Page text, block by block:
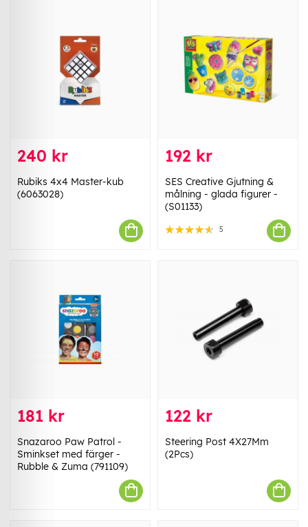
240 kr
Rubiks 4x4 Master-kub
(6063028)
192 kr
SES Creative Gjutning &
målning - glada figurer -
(S01133)
5
181 kr
Snazaroo Paw Patrol -
Sminkset med färger -
Rubble & Zuma (791109)
122 kr
Steering Post 4X27Mm
(2Pcs)